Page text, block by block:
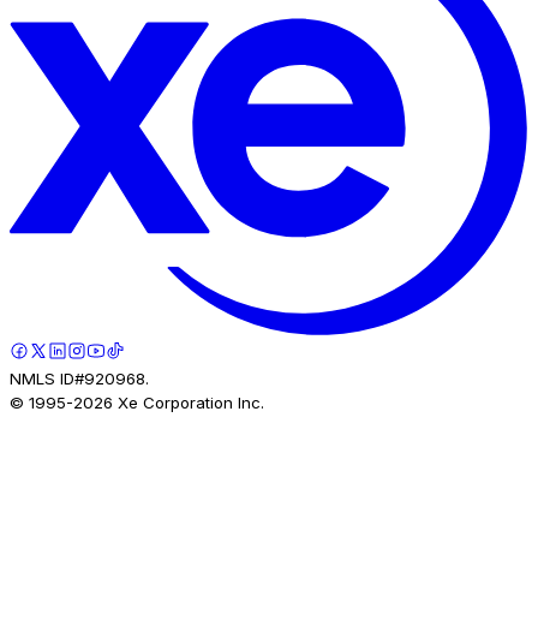
NMLS ID#920968.
© 1995-2026 Xe Corporation Inc.